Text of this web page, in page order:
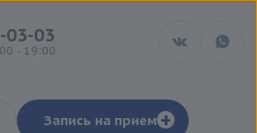
03-03
- 19:00
Запись на прием +